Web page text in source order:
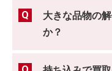
大きな品物の
か？